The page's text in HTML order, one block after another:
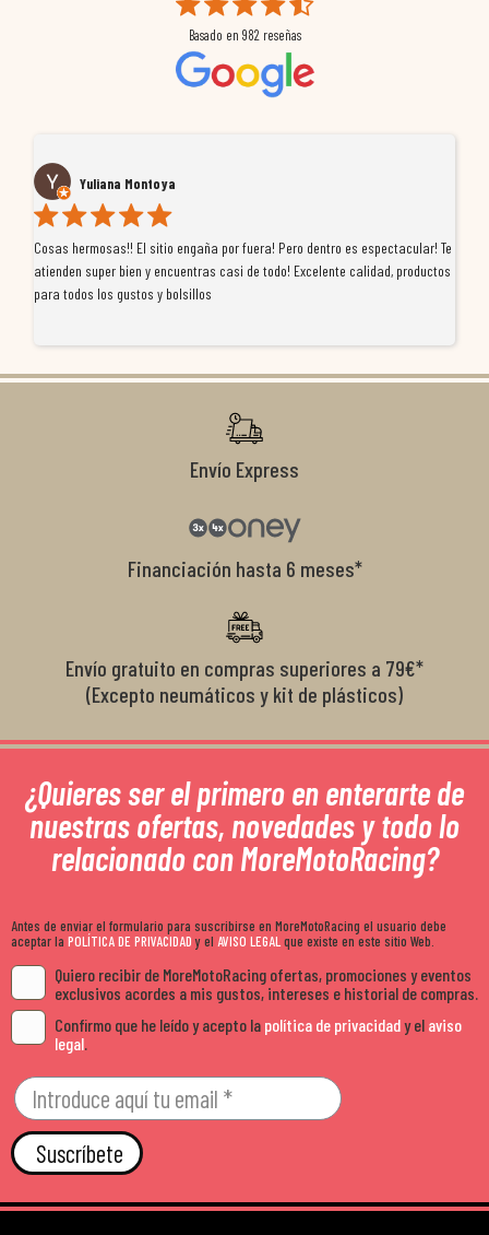
Basado en 982 reseñas
Yuliana Montoya
Cosas hermosas!! El sitio engaña por fuera! Pero dentro es espectacular! Te
atienden super bien y encuentras casi de todo! Excelente calidad, productos
para todos los gustos y bolsillos
Envío Express
Financiación hasta 6 meses*
Envío gratuito en compras superiores a 79€*
(Excepto neumáticos y kit de plásticos)
¿Quieres ser el primero en enterarte de
nuestras ofertas, novedades y todo lo
relacionado con MoreMotoRacing?
Antes de enviar el formulario para suscribirse en MoreMotoRacing el usuario debe
aceptar la POLÍTICA DE PRIVACIDADy el AVISO LEGALque existe en este sitio Web.
Quiero recibir de MoreMotoRacing ofertas, promociones y eventos
exclusivos acordes a mis gustos, intereses e historial de compras.
Confirmo que he leído y acepto la política de privacidady el aviso
legal
Suscríbete